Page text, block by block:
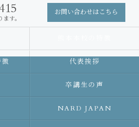
す。
お問い合わせはこちら
代表挨拶
卒講生の声
NARD JAPAN